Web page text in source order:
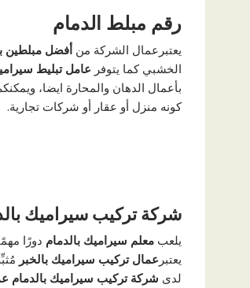
رقم مبلط الدمام
يعتبرعمال الشركة من أفضل مبلطين
الخشبي كما يتوفر عامل تبليط
بأعمال الدهان والمحارة ايضا،
كونه منزل أو عقار أو شركات تجارية.
شركة تركيب سيراميك
يلعب معلم سيراميك بالدمام دورًا
يعتبر عمال تركيب سيراميك بالخبر
لدى شركة تركيب سيراميك بالدمام